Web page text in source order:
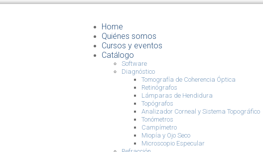
Home
Quiénes somos
Cursos y eventos
Catálogo
Software
Diagnóstico
Tomografía de Coherencia Óptica
Retinógrafos
Lámparas de Hendidura
Topógrafos
Analizador Corneal y Sistema Topográfico
Tonómetros
Campímetro
Miopía y Ojo Seco
Microscopio Especular